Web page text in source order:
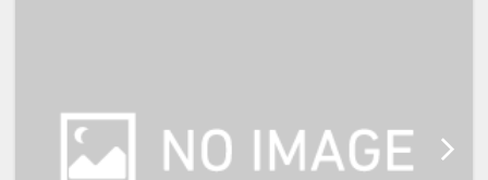
料：無料
・添い寝のお子様がいる場合、「施